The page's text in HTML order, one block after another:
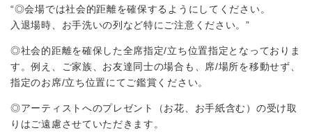
“◎会場では社会的距離を確保するようにしてください。
入退場時、お手洗いの列など特にご注意ください。”
◎社会的距離を確保した全席指定/立ち位置指定となっておりま
す。例え、ご家族、お友達同士の場合も、席/場所を移動せず、
指定のお席/立ち位置にてご鑑賞ください。
◎アーティストへのプレゼント（お花、お手紙含む）の受け取
りはご遠慮させていただきます。